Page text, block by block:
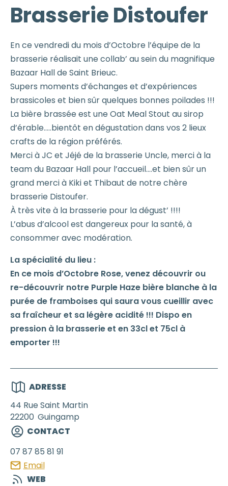
Brasserie Distoufer
En ce vendredi du mois d’Octobre l’équipe de la
brasserie réalisait une collab’ au sein du magnifique
Bazaar Hall de Saint Brieuc.
Supers moments d’échanges et d’expériences
brassicoles et bien sûr quelques bonnes poilades !!!
La bière brassée est une Oat Meal Stout au sirop
d’érable…..bientôt en dégustation dans vos 2 lieux
crafts de la région préférés.
Merci à JC et Jéjé de la brasserie Uncle, merci à la
team du Bazaar Hall pour l’accueil….et bien sûr un
grand merci à Kiki et Thibaut de notre chère
brasserie Distoufer.
À très vite à la brasserie pour la dégust’ !!!!
L’abus d’alcool est dangereux pour la santé, à
consommer avec modération.
La spécialité du lieu :
En ce mois d’Octobre Rose, venez découvrir ou
re-découvrir notre Purple Haze bière blanche à la
purée de framboises qui saura vous cueillir avec
sa fraîcheur et sa légère acidité !!! Dispo en
pression à la brasserie et en 33cl et 75cl à
emporter !!!
ADRESSE
44 Rue Saint Martin
22200 Guingamp
CONTACT
07 87 85 81 91
Email
WEB